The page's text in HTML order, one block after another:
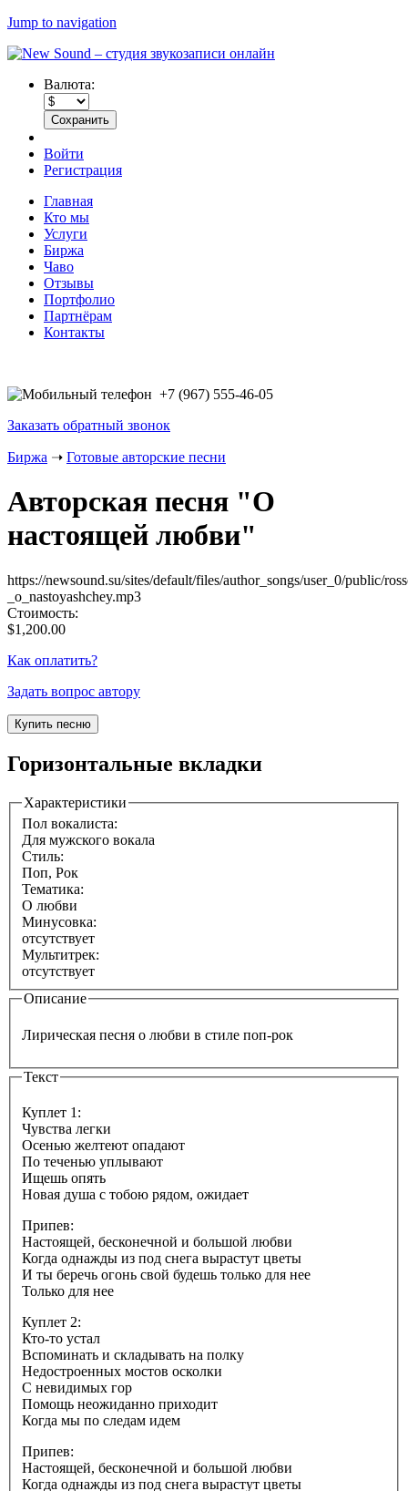
Jump to navigation
Валюта:
Войти
Регистрация
Главная
Кто мы
Услуги
Биржа
Чаво
Отзывы
Портфолио
Партнёрам
Контакты
+7 (967) 555-46-05
Заказать обратный звонок
Биржа ➝ Готовые авторские песни
Авторская песня "О
настоящей любви"
https://newsound.su/sites/default/files/author_songs/user_0/public/
_o_nastoyashchey.mp3
Стоимость:
$1,200.00
Как оплатить?
Задать вопрос автору
Горизонтальные вкладки
Характеристики
Пол вокалиста:
Для мужского вокала
Стиль:
Поп, Рок
Тематика:
О любви
Минусовка:
отсутствует
Мультитрек:
отсутствует
Описание
Лирическая песня о любви в стиле поп-рок
Текст
Куплет 1:
Чувства легки
Осенью желтеют опадают
По теченью уплывают
Ищешь опять
Новая душа с тобою рядом, ожидает
Припев:
Настоящей, бесконечной и большой любви
Когда однажды из под снега вырастут цветы
И ты беречь огонь свой будешь только для нее
Только для нее
Куплет 2:
Кто-то устал
Вспоминать и складывать на полку
Недостроенных мостов осколки
С невидимых гор
Помощь неожиданно приходит
Когда мы по следам идем
Припев:
Настоящей, бесконечной и большой любви
Когда однажды из под снега вырастут цветы